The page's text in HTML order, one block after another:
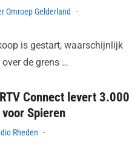
Omroep Gelderland
is gestart, waarschijnlijk
de grens …
Connect levert 3.000
Spieren
Rheden